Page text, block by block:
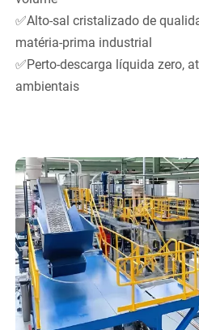
✅Alto-sal cristalizado de
matéria-prima industrial
✅Perto-descarga líquida zero,
ambientais